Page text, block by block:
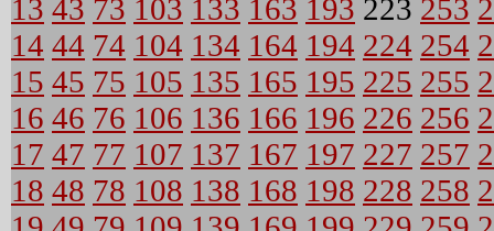
13 43 73 103 133 163 193 223 253
14 44 74 104 134 164 194 224 254
15 45 75 105 135 165 195 225 255
16 46 76 106 136 166 196 226 256
17 47 77 107 137 167 197 227 257
18 48 78 108 138 168 198 228 258